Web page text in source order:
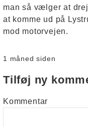
man så vælger at
at komme ud på
mod motorvejen.
1 måned siden
Tilføj ny
Kommentar